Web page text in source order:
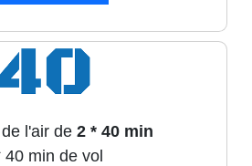
l'air de 2 * 40 min
40 min de vol